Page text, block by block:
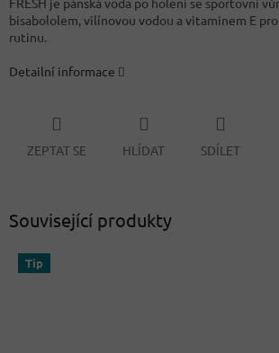
bisabololem, vilínovou vodou a vitaminem E
rutinu.
Detailní informace
ZEPTAT SE HLÍDAT SDÍLET
Související produkty
Tip